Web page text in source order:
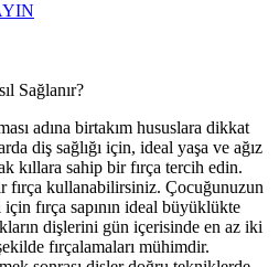
adına birtakım hususlara dikkat
diş sağlığı için, ideal yaşa ve ağız
kıllara sahip bir fırça tercih edin.
fırça kullanabilirsiniz. Çocuğunuzun
fırça sapının ideal büyüklükte
dişlerini gün içerisinde en az iki
fırçalamaları mühimdir.